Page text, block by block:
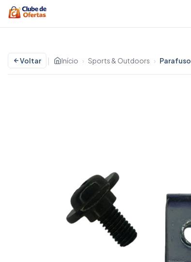
Voltar | Início › Sports & Outdoors ›